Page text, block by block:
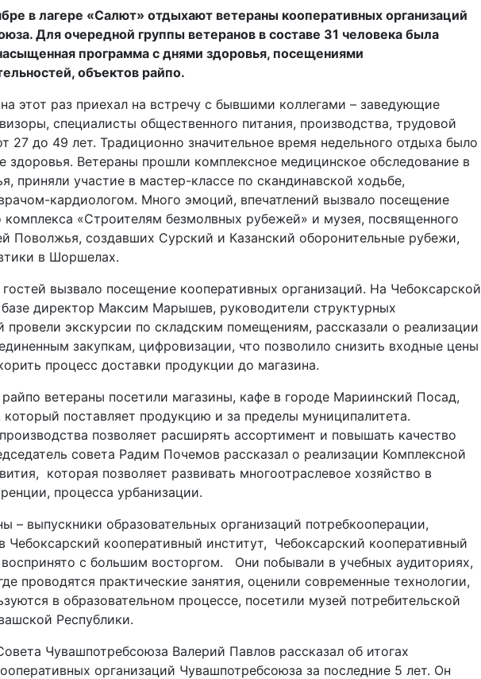
в лагере «Салют» отдыхают ветераны кооперативных организаций
Для очередной группы ветеранов в составе 31 человека была
программа с днями здоровья, посещениями
объектов райпо.
этот раз приехал на встречу с бывшими коллегами – заведующие
специалисты общественного питания, производства, трудовой
27 до 49 лет. Традиционно значительное время недельного отдыха было
здоровья. Ветераны прошли комплексное медицинское обследование в
приняли участие в мастер-классе по скандинавской ходьбе,
кардиологом. Много эмоций, впечатлений вызвало посещение
комплекса «Строителям безмолвных рубежей» и музея, посвященного
Поволжья, создавших Сурский и Казанский оборонительные рубежи,
в Шоршелах.
вызвало посещение кооперативных организаций. На Чебоксарской
директор Максим Марышев, руководители структурных
провели экскурсии по складским помещениям, рассказали о реализации
закупкам, цифровизации, что позволило снизить входные цены
процесс доставки продукции до магазина.
ветераны посетили магазины, кафе в городе Мариинский Посад,
который поставляет продукцию и за пределы муниципалитета.
позволяет расширять ассортимент и повышать качество
совета Радим Почемов рассказал о реализации Комплексной
которая позволяет развивать многоотраслевое хозяйство в
процесса урбанизации.
– выпускники образовательных организаций потребкооперации,
Чебоксарский кооперативный институт, Чебоксарский кооперативный
с большим восторгом. Они побывали в учебных аудиториях,
проводятся практические занятия, оценили современные технологии,
в образовательном процессе, посетили музей потребительской
Республики.
Чувашпотребсоюза Валерий Павлов рассказал об итогах
организаций Чувашпотребсоюза за последние 5 лет. Он